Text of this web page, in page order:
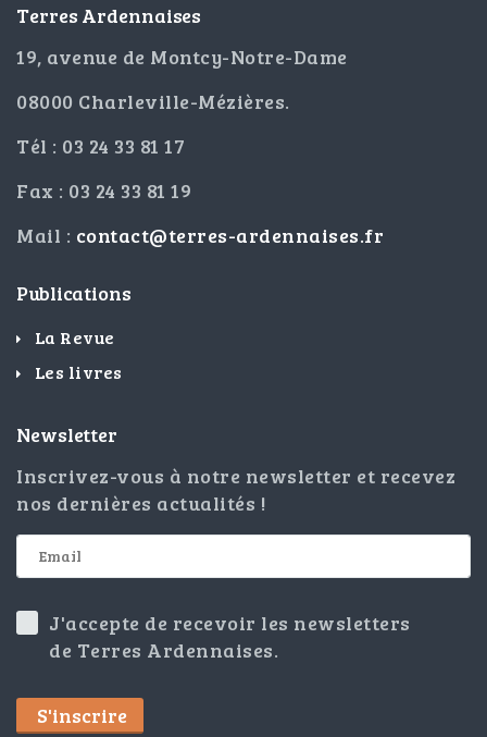
Terres Ardennaises
19, avenue de Montcy-Notre-Dame
08000 Charleville-Mézières.
Tél : 03 24 33 81 17
Fax : 03 24 33 81 19
Mail : contact@terres-ardennaises.fr
Publications
La Revue
Les livres
Newsletter
Inscrivez-vous à notre newsletter et recevez
nos dernières actualités !
J'accepte de recevoir les newsletters
de Terres Ardennaises.
S'inscrire